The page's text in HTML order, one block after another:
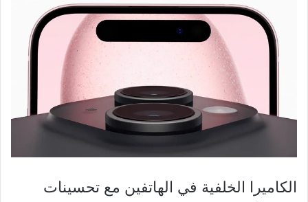
الكاميرا الخلفية في الهاتفين مع تحسينات